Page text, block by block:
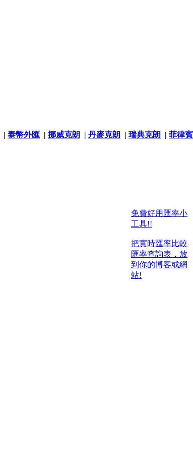
| 泰幣外匯 | 挪威克朗 | 丹麥克朗 | 瑞典克朗 | 菲律賓
免費好用匯率小
工具!!
把實時匯率比較
匯率查詢表，放
到你的博客或網
站!